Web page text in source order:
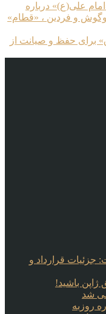
علی(ع)» درباره
و فردین ، «قطام»
برای حفظ و صیانت از
جزئیات قرارداد و
ژاپن باشید!
شد
روزبه